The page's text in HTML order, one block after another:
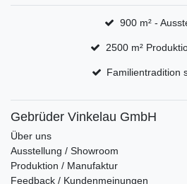
900 m² -
2500 m²
Familientradition
Gebrüder Vinkelau GmbH
Über uns
Ausstellung / Showroom
Produktion / Manufaktur
Feedback / Kundenmeinungen